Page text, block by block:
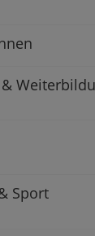
Sport